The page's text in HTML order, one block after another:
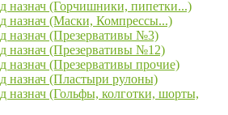
назнач (Горчишники, пипетки...)
назнач (Маски, Компрессы...)
назнач (Презервативы №3)
назнач (Презервативы №12)
назнач (Презервативы прочие)
назнач (Пластыри рулоны)
назнач (Гольфы, колготки, шорты,